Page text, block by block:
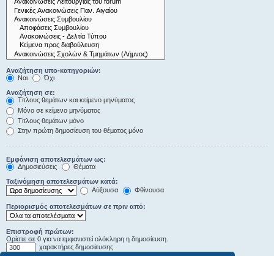
Αναζήτηση υπο-κατηγοριών:
Ναι
Όχι
Αναζήτηση σε:
Τίτλους θεμάτων και κείμενο μηνύματος
Μόνο σε κείμενο μηνύματος
Τίτλους θεμάτων μόνο
Στην πρώτη δημοσίευση του θέματος μόνο
Εμφάνιση αποτελεσμάτων ως:
Δημοσιεύσεις
Θέματα
Ταξινόμηση αποτελεσμάτων κατά:
Αύξουσα
Φθίνουσα
Περιορισμός αποτελεσμάτων σε πριν από:
Επιστροφή πρώτων:
Ορίστε σε 0 για να εμφανιστεί ολόκληρη η δημοσίευση.
χαρακτήρες δημοσίευσης